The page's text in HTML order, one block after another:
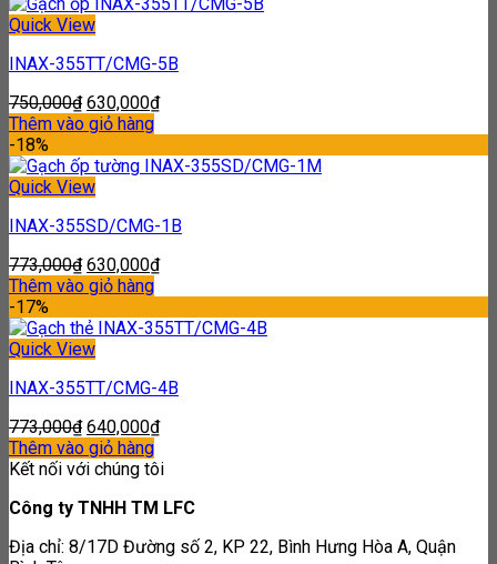
Quick View
INAX-355TT/CMG-5B
750,000₫ 630,000₫
Thêm vào giỏ hàng
-18%
Quick View
INAX-355SD/CMG-1B
773,000₫ 630,000₫
Thêm vào giỏ hàng
-17%
Quick View
INAX-355TT/CMG-4B
773,000₫ 640,000₫
Thêm vào giỏ hàng
Kết nối với chúng tôi
Công ty TNHH TM LFC
Địa chỉ: 8/17D Đường số 2, KP 22, Bình Hưng Hòa A, Quận